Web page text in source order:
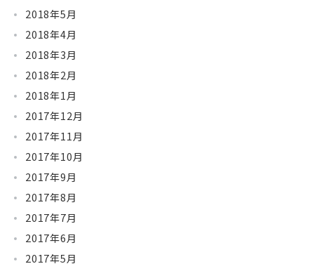
2018年5月
2018年4月
2018年3月
2018年2月
2018年1月
2017年12月
2017年11月
2017年10月
2017年9月
2017年8月
2017年7月
2017年6月
2017年5月